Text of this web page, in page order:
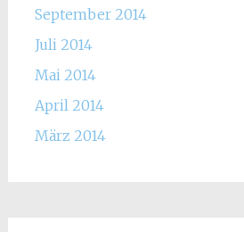
September 2014
Juli 2014
Mai 2014
April 2014
März 2014